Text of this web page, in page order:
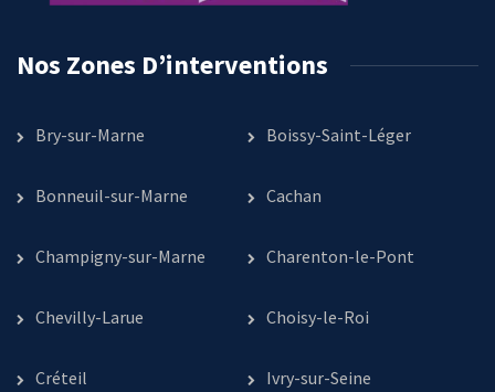
Nos Zones D’interventions
Bry-sur-Marne Boissy-Saint-Léger
Bonneuil-sur-Marne Cachan
Champigny-sur-Marne Charenton-le-Pont
Chevilly-Larue Choisy-le-Roi
Créteil Ivry-sur-Seine